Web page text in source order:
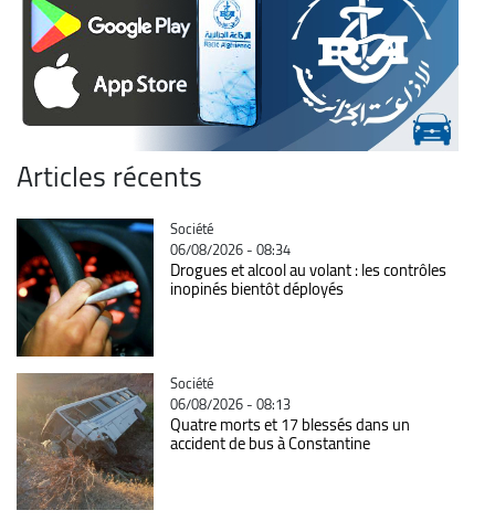
Articles récents
Catégorie
Société
06/08/2026 - 08:34
Drogues et alcool au volant : les contrôles
inopinés bientôt déployés
Catégorie
Société
06/08/2026 - 08:13
Quatre morts et 17 blessés dans un
accident de bus à Constantine